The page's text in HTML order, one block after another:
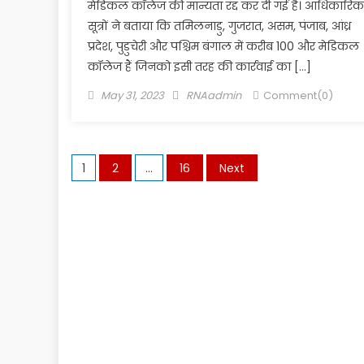
मेडिकल कॉलेज की मान्यता रद्द कर दी गई है। आधिकारिक
सूत्रों ने बताया कि तमिलनाडु, गुजरात, असम, पंजाब, आंध्र
प्रदेश, पुडुचेरी और पश्चिम बंगाल में करीब 100 और मेडिकल
कॉलेज हैं जिनको इसी तरह की कार्रवाई का […]
Posted
May 31, 2023 Author
RNAadmin Comment(0)
Posts
pagination
1 2 … 16 Next